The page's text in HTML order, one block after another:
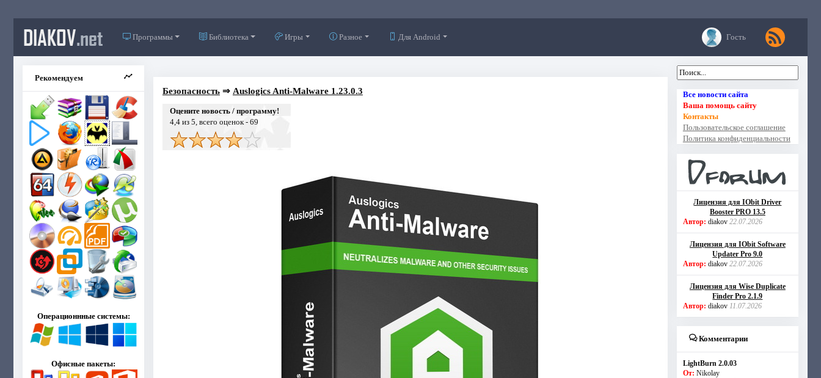
DIAKOV.net Программы Библиотека Игры Разное Для Android Гость
Рекомендуем
Операционнные системы:
Офисные пакеты:
Безопасность⇒ Auslogics Anti-Malware 1.23.0.3
Оцените новость / программу!
4,4из 5, всего оценок - 69
Все новости сайта
Ваша помощь сайту
Контакты
Пользовательское соглашение
Политика конфиденциальности
Лицензия для IObit Driver
Booster PRO 13.5
Автор: diakov 22.07.2026
Лицензия для IObit Software
Updater Pro 9.0
Автор: diakov 22.07.2026
Лицензия для Wise Duplicate
Finder Pro 2.1.9
Автор: diakov 11.07.2026
Комментарии
LightBurn 2.0.03
От: Nikolay